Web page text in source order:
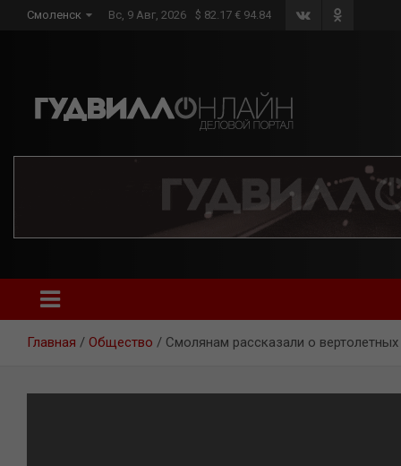
Смоленск Вс, 9 Авг, 2026 $ 82.17 € 94.84
Главная Общество Смолянам рассказали о